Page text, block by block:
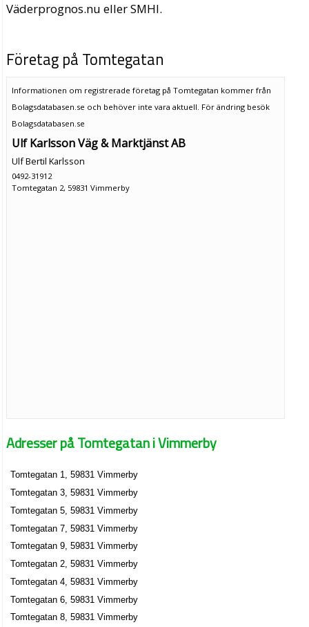
Väderprognos.nu eller SMHI.
Företag på Tomtegatan
Informationen om registrerade företag på Tomtegatan kommer från
Bolagsdatabasen.se och behöver inte vara aktuell. För ändring besök
Bolagsdatabasen.se
Ulf Karlsson Väg & Marktjänst AB
Ulf Bertil Karlsson
0492-31912
Tomtegatan 2, 59831 Vimmerby
Adresser på Tomtegatan i Vimmerby
Tomtegatan 1, 59831 Vimmerby
Tomtegatan 3, 59831 Vimmerby
Tomtegatan 5, 59831 Vimmerby
Tomtegatan 7, 59831 Vimmerby
Tomtegatan 9, 59831 Vimmerby
Tomtegatan 2, 59831 Vimmerby
Tomtegatan 4, 59831 Vimmerby
Tomtegatan 6, 59831 Vimmerby
Tomtegatan 8, 59831 Vimmerby